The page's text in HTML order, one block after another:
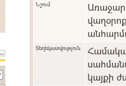
Նշում
Տեղեկատվություն
կայքի